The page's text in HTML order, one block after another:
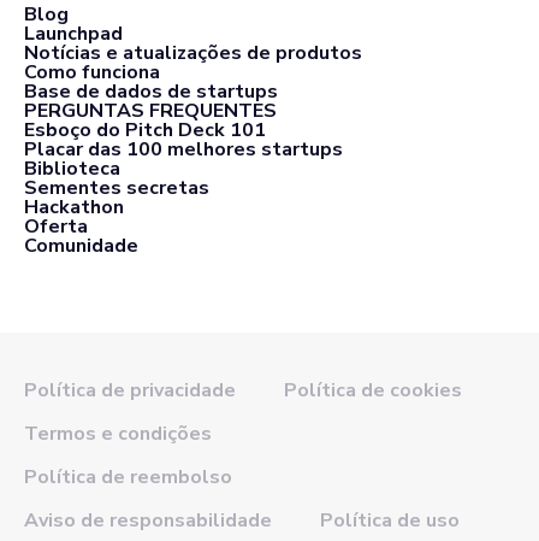
Blog
Launchpad
Notícias e atualizações de produtos
Como funciona
Base de dados de startups
PERGUNTAS FREQUENTES
Esboço do Pitch Deck 101
Placar das 100 melhores startups
Biblioteca
Sementes secretas
Hackathon
Oferta
Comunidade
Política de privacidade
Política de cookies
Termos e condições
Política de reembolso
Aviso de responsabilidade
Política de uso